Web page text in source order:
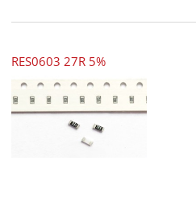
RES0603 27R 5%